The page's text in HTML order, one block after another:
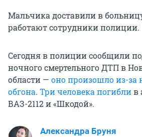
Мальчика доставили в
работают сотрудники полиции.
Сегодня в полиции сообщили
ночного смертельного ДТП в
области — оно произошло из-за
обгона. Три человека погиблив
ВАЗ-2112 и «Шкодой».
Александра Бруня